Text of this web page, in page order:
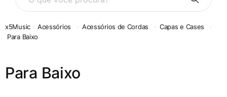
Acessórios Acessórios de Cordas
Capas e Cases
Para Baixo
Para Baixo